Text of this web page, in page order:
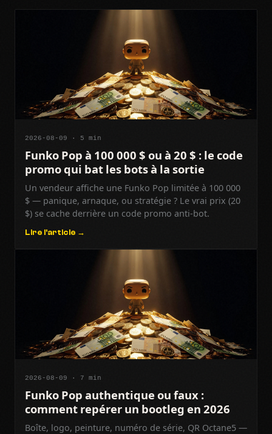
2026-08-09 · 5 min
Funko Pop à 100 000 $ ou à 20 $ : le code
promo qui bat les bots à la sortie
Un vendeur affiche une Funko Pop limitée à 100 000
$ — panique, arnaque, ou stratégie ? Le vrai prix (20
$) se cache derrière un code promo anti-bot.
Lire l'article →
2026-08-09 · 7 min
Funko Pop authentique ou faux :
comment repérer un bootleg en 2026
Boîte, logo, peinture, numéro de série, QR Octane5 —